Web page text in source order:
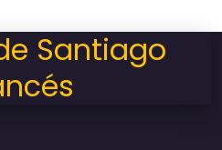
Santiago